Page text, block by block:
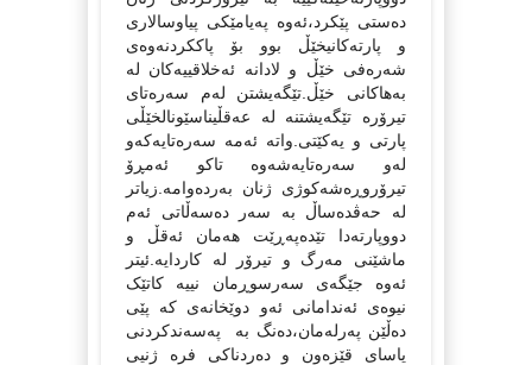
ده‌ستی پێکرد،ئه‌وه‌ په‌یامێکی پیاوسالاری
و پارته‌کانیخێڵ بوو بۆ پاککردنه‌وه‌ی
شه‌ره‌فی خێڵ و لادانه‌ ئه‌خلاقییه‌کان له‌
به‌هاکانی خێڵ‌.تێگه‌یشتن له‌م سه‌ره‌تای
تیرۆره‌ تێگه‌یشتنه‌ له‌ عه‌قڵیناسێونالخێڵی
پارتی و یه‌کێتی.واته‌ ئه‌مه‌ سه‌ره‌تایه‌که‌و
له‌و سه‌ره‌تایه‌شه‌وه‌ تاکو ئه‌مڕۆ
تیرۆروڕه‌شه‌کوژی ژنان به‌رده‌وامه‌.زیاتر
له‌ حه‌ڤده‌ساڵ به‌ سه‌ر ده‌سه‌ڵاتی ئه‌م
دووپارته‌دا تێده‌په‌ڕێت هه‌مان ئه‌قڵ و
ماشێنی مه‌رگ و تیرۆر له‌ کاردایه‌.ئیتر
ئه‌وه‌ جێگه‌ی سه‌رسوڕمان نییه‌ کاتێک
نیوه‌ی ئه‌ندامانی ئه‌و دوێخانه‌ی که‌ پێی
ده‌ڵێن په‌رله‌مان،ده‌نگ به‌ په‌سه‌ندکردنی
یاسای قێزه‌ون و ده‌ردناکی فره‌ ژنیی